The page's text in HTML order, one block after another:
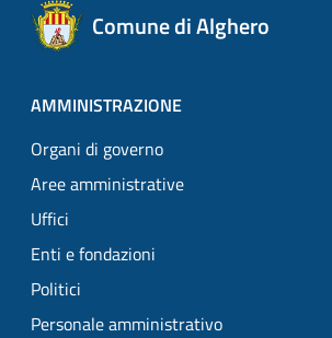
Comune di Alghero
AMMINISTRAZIONE
Organi di governo
Aree amministrative
Uffici
Enti e fondazioni
Politici
Personale amministrativo